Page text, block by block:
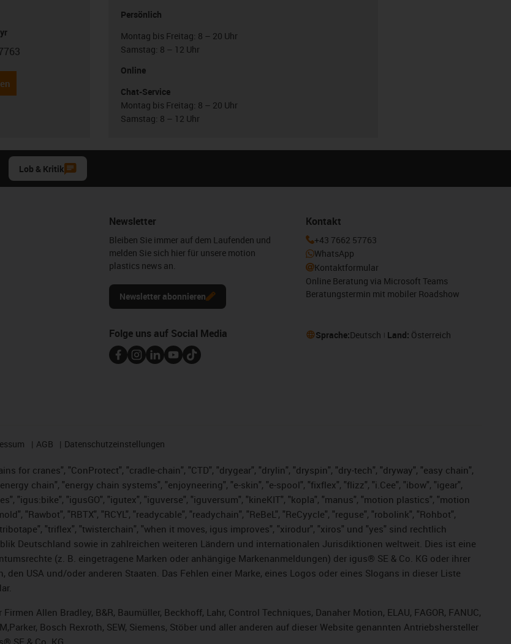
Persönlich
Montag bis Freitag: 8 – 20 Uhr
Samstag: 8 – 12 Uhr
Online
Chat-Service
Montag bis Freitag: 8 – 20 Uhr
Samstag: 8 – 12 Uhr
Lob & Kritik
Newsletter
Bleiben Sie immer auf dem Laufenden und
melden Sie sich hier für unsere motion
plastics news an.
Newsletter abonnieren
Kontakt
+43 7662 57763
WhatsApp
Kontaktformular
Online Beratung via Microsoft Teams
Beratungstermin mit mobiler Roadshow
Folge uns auf Social Media Sprache:Deutsch Land: Österreich
AGB Datenschutzeinstellungen
for cranes", "ConProtect", "cradle-chain", "CTD", "drygear", "drylin", "dryspin", "dry-tech", "dryway", "easy chain",
chain", "energy chain systems", "enjoyneering", "e-skin", "e-spool", "fixflex", "flizz", "i.Cee", "ibow", "igear",
"igus:bike", "igusGO", "igutex", "iguverse", "iguversum", "kineKIT", "kopla", "manus", "motion plastics", "motion
"Rawbot", "RBTX", "RCYL", "readycable", "readychain", "ReBeL", "ReCyycle", "reguse", "robolink", "Rohbot",
"triflex", "twisterchain", "when it moves, igus improves", "xirodur", "xiros" und "yes" sind rechtlich
Deutschland sowie in zahlreichen weiteren Ländern und internationalen Jurisdiktionen weltweit. Dies ist eine
(z. B. eingetragene Marken oder anhängige Markenanmeldungen) der igus® SE & Co. KG oder ihrer
USA und/oder anderen Staaten. Das Fehlen einer Marke, eines Logos oder eines Slogans in dieser Liste
Allen Bradley, B&R, Baumüller, Beckhoff, Lahr, Control Techniques, Danaher Motion, ELAU, FAGOR, FANUC,
Bosch Rexroth, SEW, Siemens, Stöber und aller anderen auf dieser Website genannten Antriebshersteller
SE & Co. KG.